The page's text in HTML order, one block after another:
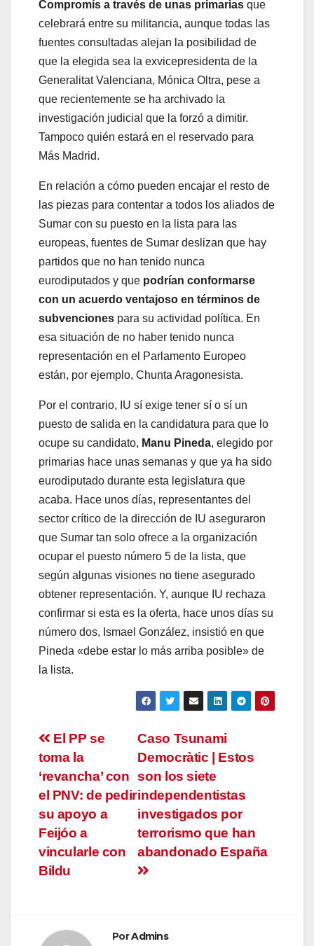
Compromís a través de unas primarias que
celebrará entre su militancia, aunque todas las
fuentes consultadas alejan la posibilidad de
que la elegida sea la exvicepresidenta de la
Generalitat Valenciana, Mónica Oltra, pese a
que recientemente se ha archivado la
investigación judicial que la forzó a dimitir.
Tampoco quién estará en el reservado para
Más Madrid.
En relación a cómo pueden encajar el resto de
las piezas para contentar a todos los aliados de
Sumar con su puesto en la lista para las
europeas, fuentes de Sumar deslizan que hay
partidos que no han tenido nunca
eurodiputados y que podrían conformarse
con un acuerdo ventajoso en términos de
subvenciones para su actividad política. En
esa situación de no haber tenido nunca
representación en el Parlamento Europeo
están, por ejemplo, Chunta Aragonesista.
Por el contrario, IU sí exige tener sí o sí un
puesto de salida en la candidatura para que lo
ocupe su candidato, Manu Pineda, elegido por
primarias hace unas semanas y que ya ha sido
eurodiputado durante esta legislatura que
acaba. Hace unos días, representantes del
sector crítico de la dirección de IU aseguraron
que Sumar tan solo ofrece a la organización
ocupar el puesto número 5 de la lista, que
según algunas visiones no tiene asegurado
obtener representación. Y, aunque IU rechaza
confirmar si esta es la oferta, hace unos días su
número dos, Ismael González, insistió en que
Pineda «debe estar lo más arriba posible» de
la lista.
Navegación
de
entradas
Caso Tsunami
Democràtic | Estos
son los siete
independentistas
investigados por
terrorismo que han
abandonado España
El PP se
toma la
‘revancha’ con
el PNV: de pedir
su apoyo a
Feijóo a
vincularle con
Bildu
PorAdmins